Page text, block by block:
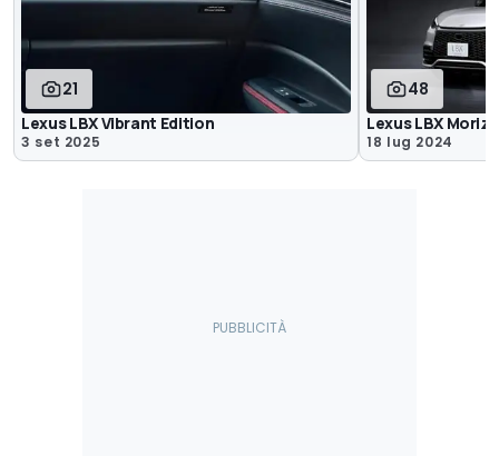
21
Lexus LBX Vibrant Edition
3 set 2025
48
Lexus LBX
18 lug 2024